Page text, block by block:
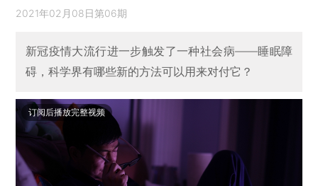
2021年02月08日第06期
新冠疫情大流行进一步触发了一种社会病——睡眠障
碍，科学界有哪些新的方法可以用来对付它？
订阅后播放完整视频